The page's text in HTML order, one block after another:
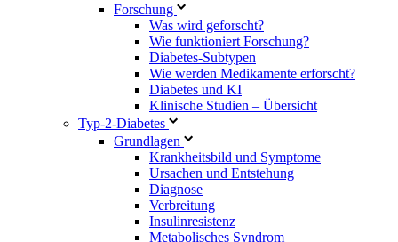
Forschung
Was wird geforscht?
Wie funktioniert Forschung?
Diabetes-Subtypen
Wie werden Medikamente erforscht?
Diabetes und KI
Klinische Studien – Übersicht
Typ-2-Diabetes
Grundlagen
Krankheitsbild und Symptome
Ursachen und Entstehung
Diagnose
Verbreitung
Insulinresistenz
Metabolisches Syndrom